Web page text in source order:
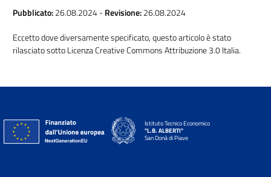
Pubblicato:26.08.2024-Revisione:26.08.2024
Eccetto dove diversamente specificato, questo articolo è stato
rilasciato sotto Licenza Creative Commons Attribuzione 3.0 Italia.
Istituto Tecnico Economico
"L.B. ALBERTI"
San Donà di Piave